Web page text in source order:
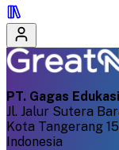
PT. Gagas
Jl. Jalur Sutera
Kota Tangerang
Indonesia